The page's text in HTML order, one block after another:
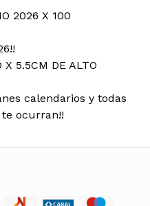
2026 X 100
X 5.5CM DE ALTO
calendarios y todas
ocurran!!